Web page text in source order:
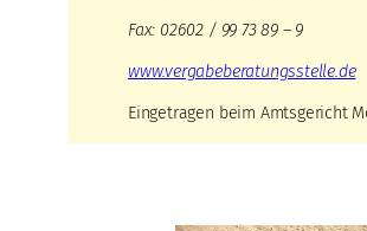
Fax: 02602 / 99 73 89 – 9
www.vergabeberatungsstelle.de
Eingetragen beim Amtsgericht